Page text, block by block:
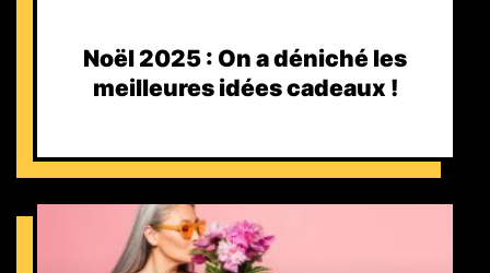
Noël 2025 : On a déniché les
meilleures idées cadeaux !